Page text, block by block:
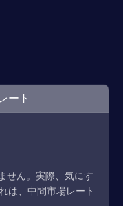
ート
せん。実際、気にす
は、中間市場レート